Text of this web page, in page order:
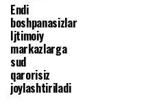
Endi
boshpanasizlar
Ijtimoiy
markazlarga
sud
qarorisiz
joylashtiriladi